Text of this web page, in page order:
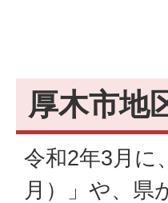
厚木市地
令和2年3月に
月）」や、県